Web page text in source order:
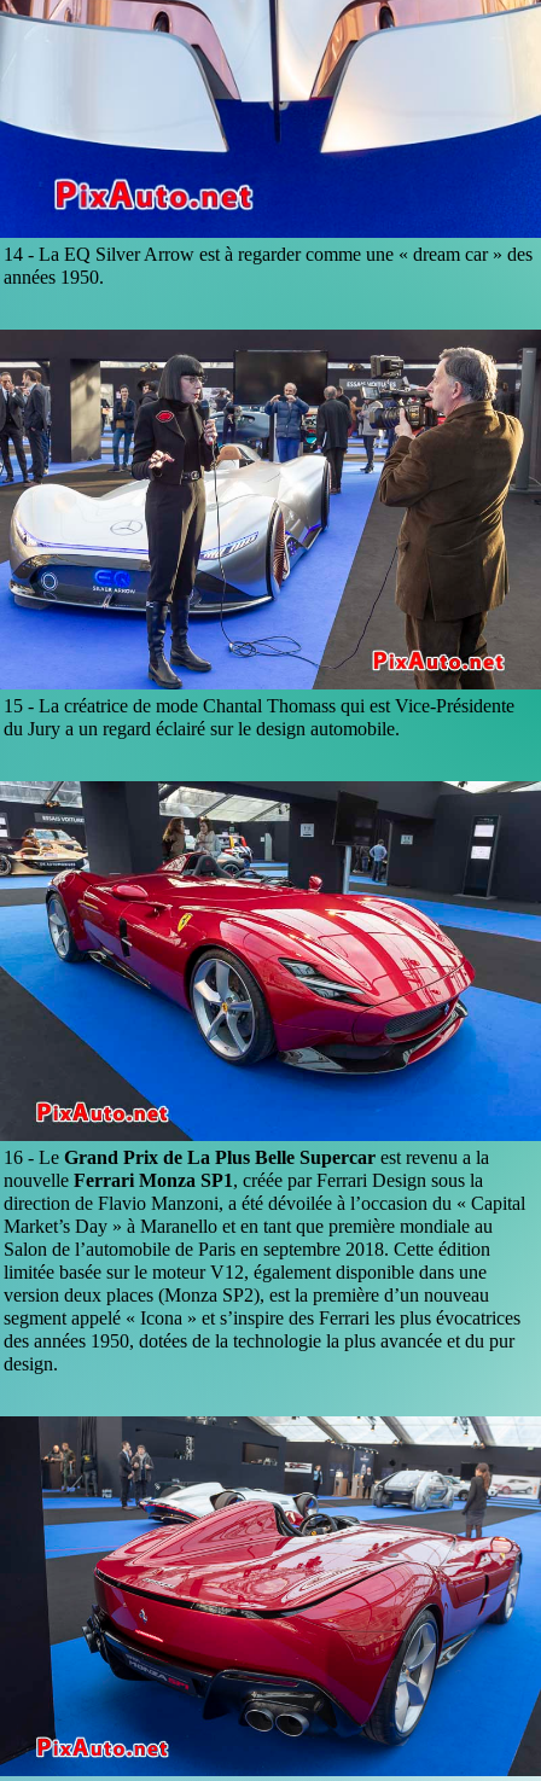
14 -La EQ Silver Arrow est à regarder comme une « dream car » des
années 1950.
15 -La créatrice de mode Chantal Thomass qui est Vice-Présidente
du Jury a un regard éclairé sur le design automobile.
16 -LeGrand Prix de La Plus Belle Supercar est revenu a la
nouvelleFerrari Monza SP1, créée par Ferrari Design sous la
direction de Flavio Manzoni, a été dévoilée à l’occasion du « Capital
Market’s Day » à Maranello et en tant que première mondiale au
Salon de l’automobile de Paris en septembre 2018. Cette édition
limitée basée sur le moteur V12, également disponible dans une
version deux places (Monza SP2), est la première d’un nouveau
segment appelé « Icona » et s’inspire des Ferrari les plus évocatrices
des années 1950, dotées de la technologie la plus avancée et du pur
design.